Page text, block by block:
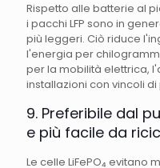
Rispetto alle batterie al
i pacchi LFP sono in
più leggeri. Ciò riduce
l'energia per
per la mobilità elettrica,
installazioni con vincoli di
9. Preferibile dal
e più facile da
Le celle LiFePO₄ evitano